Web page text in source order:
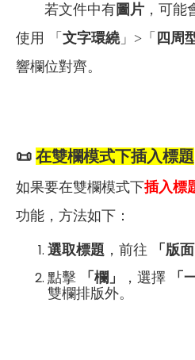
若文件中有圖片 ，可能
使用 「 文字環繞」>「 四周
響欄位對齊。
📜 在雙欄模式下插入標題
如果要在雙欄模式下插入標
功能，方法如下：
選取標題 ，前往 「版
點擊
「欄」 ，選擇 「
雙欄排版外。